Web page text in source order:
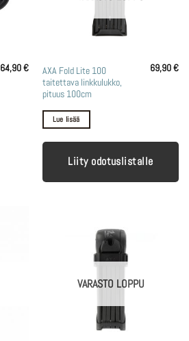
64,90€
AXA Fold Lite 100
taitettava linkkulukko,
pituus 100cm
69,90€
Lue lisää
Liity odotuslistalle
VARASTO LOPPU